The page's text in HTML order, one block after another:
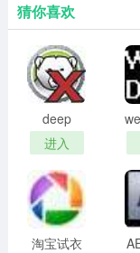
新增：
1. 菜单栏增加中英
改善：
1. 优化用户词库同
2. 优化智能模糊
修正：
1. 修复自动英文
猜你喜欢
deep
freeze
password
remover(冰
点还原密
码清除器)
进入
淘宝试衣